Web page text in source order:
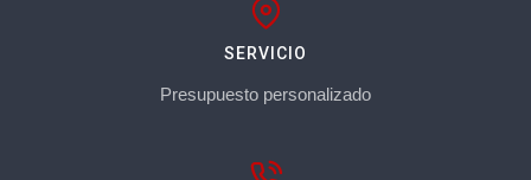
SERVICIO
Presupuesto personalizado